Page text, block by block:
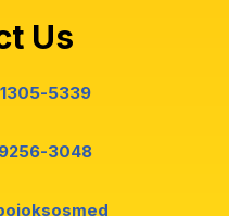
Us
5339
3048